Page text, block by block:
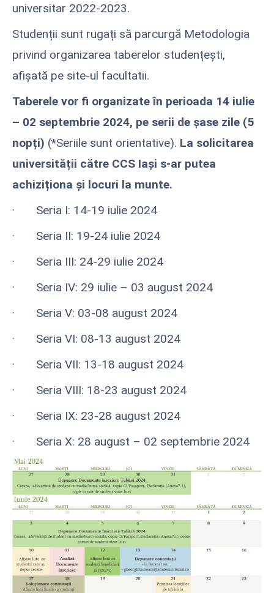
universitar 2022-2023.
Studenții sunt rugați să parcurgă Metodologia
privind organizarea taberelor studențești,
afișată pe site-ul facultatii.
Taberele vor fi organizate în perioada 14 iulie
– 02 septembrie 2024, pe serii de șase zile (5
nopți) (*Seriile sunt orientative). La solicitarea
universității către CCS Iași s-ar putea
achiziționa și locuri la munte.
· Seria I: 14-19 iulie 2024
· Seria II: 19-24 iulie 2024
· Seria III: 24-29 iulie 2024
· Seria IV: 29 iulie – 03 august 2024
· Seria V: 03-08 august 2024
· Seria VI: 08-13 august 2024
· Seria VII: 13-18 august 2024
· Seria VIII: 18-23 august 2024
· Seria IX: 23-28 august 2024
· Seria X: 28 august – 02 septembrie 2024